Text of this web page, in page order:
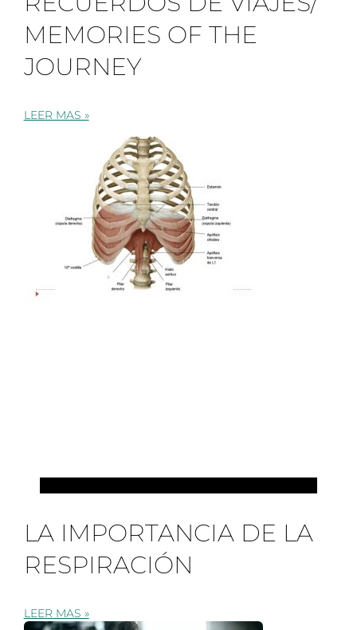
MEMORIES OF THE
JOURNEY
LEER MAS »
LA IMPORTANCIA DE LA
RESPIRACIÓN
LEER MAS »